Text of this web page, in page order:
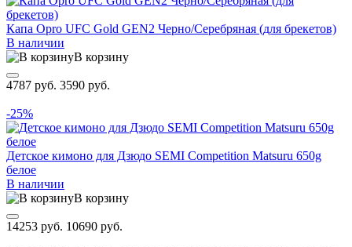
Капа Opro UFC Gold GEN2 Черно/Серебряная (для брекетов)
В наличии
В корзину
4787 руб. 3590 руб.
-25%
Детское кимоно для Дзюдо SEMI Competition Matsuru 650g
белое
В наличии
В корзину
14253 руб. 10690 руб.